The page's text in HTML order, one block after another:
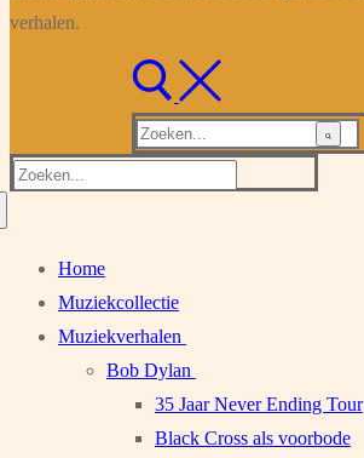
verhalen.
Zoeken
naar:
Zoeken
Home
Muziekcollectie
Muziekverhalen
Bob Dylan
35 Jaar Never Ending Tour
Black Cross als voorbode